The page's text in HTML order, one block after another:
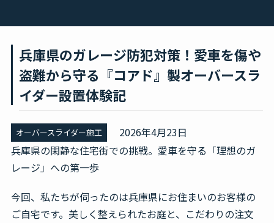
会社概要
カタログ
BLOG
兵庫県のガレージ防犯対策！愛車を傷や
盗難から守る『コアド』製オーバースラ
イダー設置体験記
オーバースライダー施工
2026年4月23日
兵庫県の閑静な住宅街での挑戦。愛車を守る「理想のガ
レージ」への第一歩
今回、私たちが伺ったのは兵庫県にお住まいのお客様の
ご自宅です。美しく整えられたお庭と、こだわりの注文